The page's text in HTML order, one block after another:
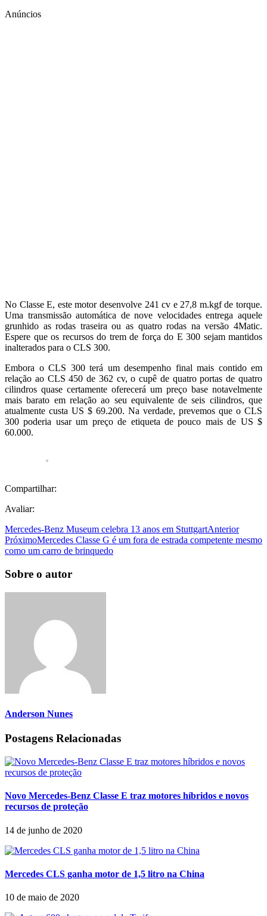
Anúncios
No Classe E, este motor desenvolve 241 cv e 27,8 m.kgf de torque.
Uma transmissão automática de nove velocidades entrega aquele
grunhido as rodas traseira ou as quatro rodas na versão 4Matic.
Espere que os recursos do trem de força do E 300 sejam mantidos
inalterados para o CLS 300.
Embora o CLS 300 terá um desempenho final mais contido em
relação ao CLS 450 de 362 cv, o cupê de quatro portas de quatro
cilindros quase certamente oferecerá um preço base notavelmente
mais barato em relação ao seu equivalente de seis cilindros, que
atualmente custa US $ 69.200. Na verdade, prevemos que o CLS
300 poderia usar um preço de etiqueta de pouco mais de US $
60.000.
Compartilhar:
Avaliar:
Mercedes-Benz Museum celebra 13 anos em StuttgartAnterior
PróximoMercedes Classe G é um fora de estrada competente mesmo
como um carro de brinquedo
Sobre o autor
Anderson Nunes
Postagens Relacionadas
Novo Mercedes-Benz Classe E traz motores híbridos e novos
recursos de proteção
14 de junho de 2020
Mercedes CLS ganha motor de 1,5 litro na China
10 de maio de 2020